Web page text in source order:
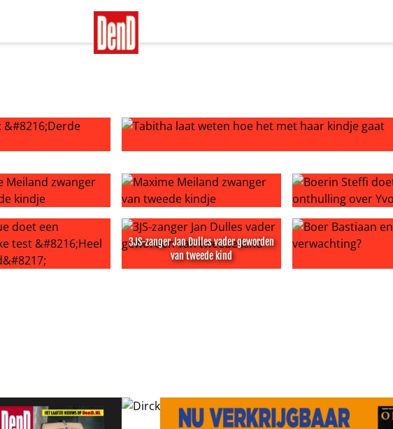
zwanger van tweede kindjeMaxime Meiland zwanger van tweede kindje
Boerin Steffi doet
3JS-zanger Jan Dulles vader geworden
van tweede kind